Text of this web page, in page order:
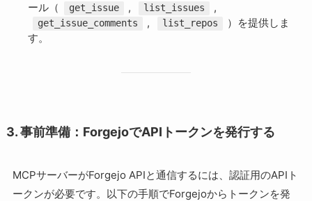
ール（
get_issue , list_issues ,
get_issue_comments , list_repos
）を提供しま
す。
3. 事前準備：ForgejoでAPIトークンを発行する
MCPサーバーがForgejo APIと通信するには、認証用のAPIト
ークンが必要です。以下の手順でForgejoからトークンを発